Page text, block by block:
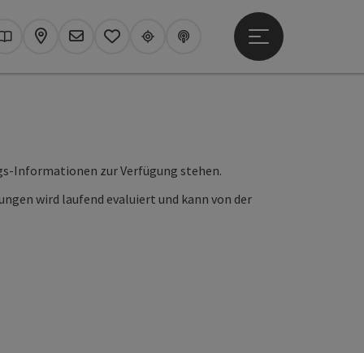
Kataloge
KarteNewsletter
MerkzettelUpperguide
Podcast
Hauptmenü öffnen
Informationen zur Verfügung stehen.
wird laufend evaluiert und kann von der